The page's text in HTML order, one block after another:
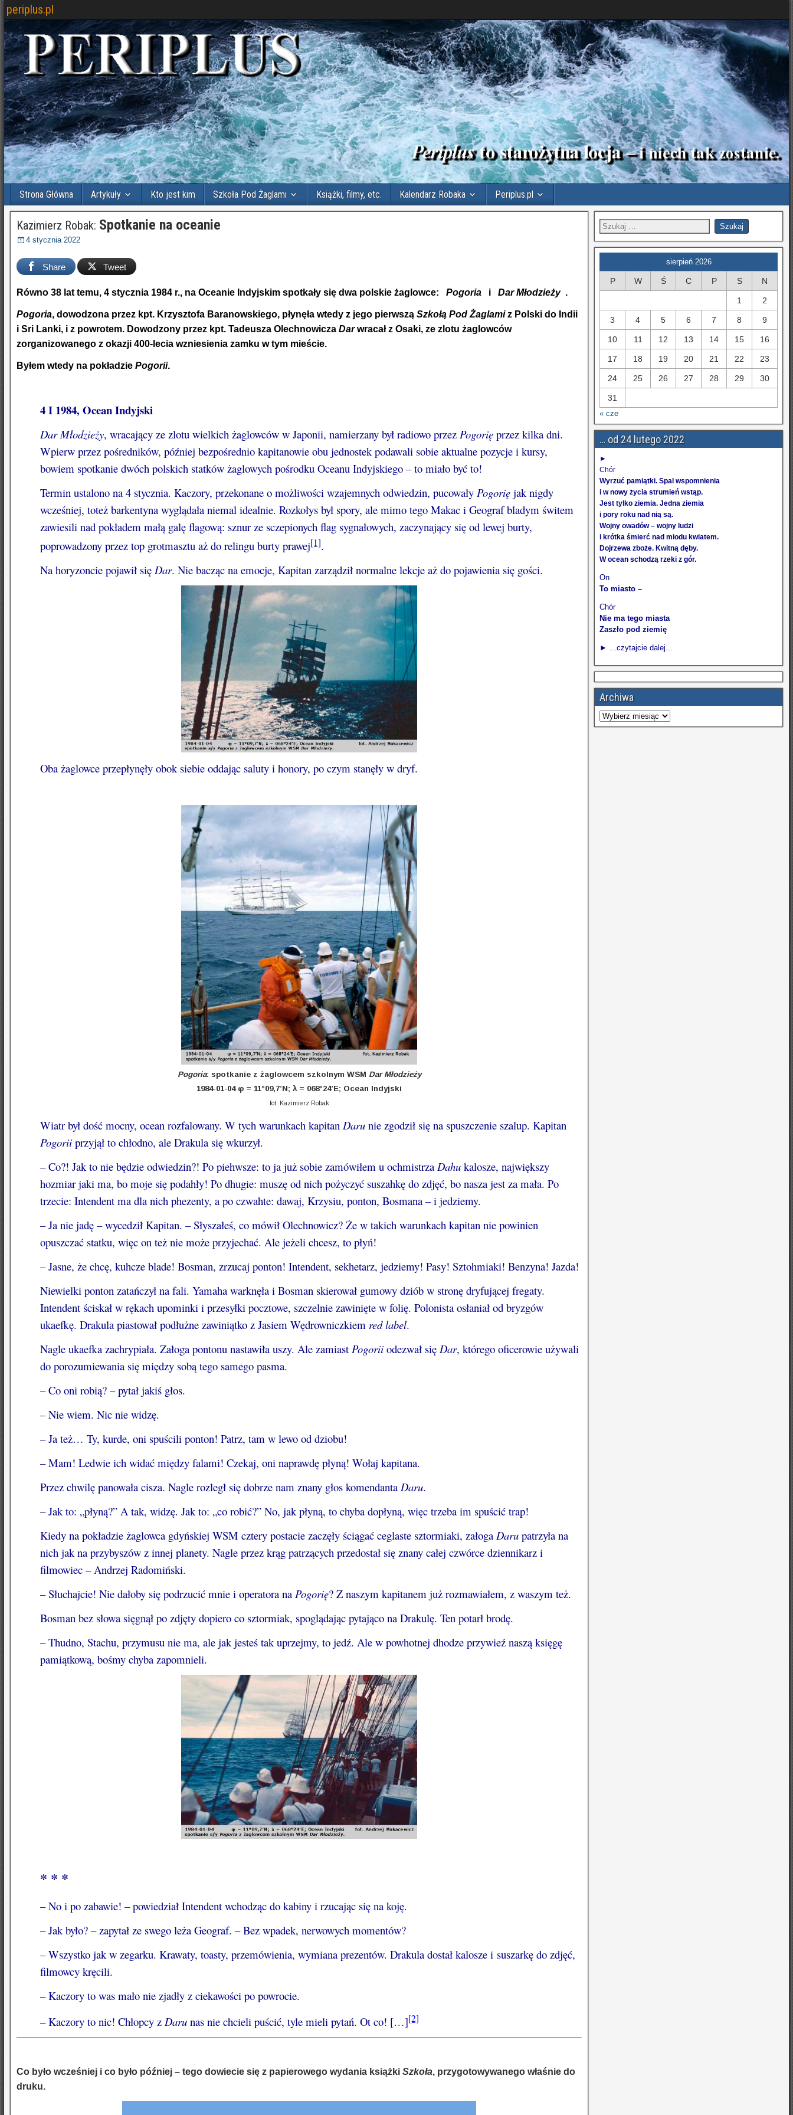
periplus.pl
Strona Główna Artykuły Kto jest kim Szkoła Pod Żaglami Książki, filmy, etc. Kalendarz Robaka Periplus.pl
Kazimierz Robak: Spotkanie na oceanie
4 stycznia 2022
Share Tweet
Równo 38 lat temu, 4 stycznia 1984 r., na Oceanie Indyjskim spotkały się dwa polskie żaglowce: Pogoria i Dar Młodzieży” .
Pogoria, dowodzona przez kpt. Krzysztofa Baranowskiego, płynęła wtedy z jego pierwszą Szkołą Pod Żaglamiz Polski do Indii
i Sri Lanki, i z powrotem. Dowodzony przez kpt. Tadeusza Olechnowicza Darwracał z Osaki, ze zlotu żaglowców
zorganizowanego z okazji 400-lecia wzniesienia zamku w tym mieście.
Byłem wtedy na pokładzie Pogorii.
4 I 1984, Ocean Indyjski
Dar Młodzieży, wracający ze zlotu wielkich żaglowców w Japonii, namierzany był radiowo przez Pogorię przez kilka dni.
Wpierw przez pośredników, później bezpośrednio kapitanowie obu jednostek podawali sobie aktualne pozycje i kursy,
bowiem spotkanie dwóch polskich statków żaglowych pośrodku Oceanu Indyjskiego – to miało być to!
Termin ustalono na 4 stycznia. Kaczory, przekonane o możliwości wzajemnych odwiedzin, pucowały Pogorię jak nigdy
wcześniej, toteż barkentyna wyglądała niemal idealnie. Rozkołys był spory, ale mimo tego Makac i Geograf bladym świtem
zawiesili nad pokładem małą galę flagową: sznur ze sczepionych flag sygnałowych, zaczynający się od lewej burty,
poprowadzony przez top grotmasztu aż do relingu burty prawej[1].
Na horyzoncie pojawił się Dar. Nie bacząc na emocje, Kapitan zarządził normalne lekcje aż do pojawienia się gości.
Oba żaglowce przepłynęły obok siebie oddając saluty i honory, po czym stanęły w dryf.
Pogoria: spotkanie z żaglowcem szkolnym WSM Dar Młodzieży
1984-01-04 φ = 11°09,7’N; λ = 068°24’E; Ocean Indyjski
fot. Kazimierz Robak
Wiatr był dość mocny, ocean rozfalowany. W tych warunkach kapitan Daru nie zgodził się na spuszczenie szalup. Kapitan
Pogorii przyjął to chłodno, ale Drakula się wkurzył.
– Co?! Jak to nie będzie odwiedzin?! Po piehwsze: to ja już sobie zamówiłem u ochmistrza Dahu kalosze, największy
hozmiar jaki ma, bo moje się podahły! Po dhugie: muszę od nich pożyczyć suszahkę do zdjęć, bo nasza jest za mała. Po
trzecie: Intendent ma dla nich phezenty, a po czwahte: dawaj, Krzysiu, ponton, Bosmana – i jedziemy.
– Ja nie jadę – wycedził Kapitan. – Słyszałeś, co mówił Olechnowicz? Że w takich warunkach kapitan nie powinien
opuszczać statku, więc on też nie może przyjechać. Ale jeżeli chcesz, to płyń!
– Jasne, że chcę, kuhcze blade! Bosman, zrzucaj ponton! Intendent, sekhetarz, jedziemy! Pasy! Sztohmiaki! Benzyna! Jazda!
Niewielki ponton zatańczył na fali. Yamaha warknęła i Bosman skierował gumowy dziób w stronę dryfującej fregaty.
Intendent ściskał w rękach upominki i przesyłki pocztowe, szczelnie zawinięte w folię. Polonista osłaniał od bryzgów
ukaefkę. Drakula piastował podłużne zawiniątko z Jasiem Wędrowniczkiem red label.
Nagle ukaefka zachrypiała. Załoga pontonu nastawiła uszy. Ale zamiast Pogorii odezwał się Dar, którego oficerowie używali
do porozumiewania się między sobą tego samego pasma.
– Co oni robią? – pytał jakiś głos.
– Nie wiem. Nic nie widzę.
– Ja też… Ty, kurde, oni spuścili ponton! Patrz, tam w lewo od dziobu!
– Mam! Ledwie ich widać między falami! Czekaj, oni naprawdę płyną! Wołaj kapitana.
Przez chwilę panowała cisza. Nagle rozległ się dobrze nam znany głos komendanta Daru.
– Jak to: „płyną?” A tak, widzę. Jak to: „co robić?” No, jak płyną, to chyba dopłyną, więc trzeba im spuścić trap!
Kiedy na pokładzie żaglowca gdyńskiej WSM cztery postacie zaczęły ściągać ceglaste sztormiaki, załoga Daru patrzyła na
nich jak na przybyszów z innej planety. Nagle przez krąg patrzących przedostał się znany całej czwórce dziennikarz i
filmowiec – Andrzej Radomiński.
– Słuchajcie! Nie dałoby się podrzucić mnie i operatora na Pogorię? Z naszym kapitanem już rozmawiałem, z waszym też.
Bosman bez słowa sięgnął po zdjęty dopiero co sztormiak, spoglądając pytająco na Drakulę. Ten potarł brodę.
– Thudno, Stachu, przymusu nie ma, ale jak jesteś tak uprzejmy, to jedź. Ale w powhotnej dhodze przywieź naszą księgę
pamiątkową, bośmy chyba zapomnieli.
* * *
– No i po zabawie! – powiedział Intendent wchodząc do kabiny i rzucając się na koję.
– Jak było? – zapytał ze swego leża Geograf. – Bez wpadek, nerwowych momentów?
– Wszystko jak w zegarku. Krawaty, toasty, przemówienia, wymiana prezentów. Drakula dostał kalosze i suszarkę do zdjęć,
filmowcy kręcili.
– Kaczory to was mało nie zjadły z ciekawości po powrocie.
– Kaczory to nic! Chłopcy z Daru nas nie chcieli puścić, tyle mieli pytań. Ot co! […][2]
Co było wcześniej i co było później – tego dowiecie się z papierowego wydania książki Szkoła, przygotowywanego właśnie do
druku.
sierpień 2026
P W Ś C P S N
1 2
3 4 5 6 7 8 9
10 11 12 13 14 15 16
17 18 19 20 21 22 23
24 25 26 27 28 29 30
31
« cze
… od 24 lutego 2022
►
Chór
Wyrzuć pamiątki. Spal wspomnienia
i w nowy życia strumień wstąp.
Jest tylko ziemia. Jedna ziemia
i pory roku nad nią są.
Wojny owadów – wojny ludzi
i krótka śmierć nad miodu kwiatem.
Dojrzewa zboże. Kwitną dęby.
W ocean schodzą rzeki z gór.
On
To miasto –
Chór
Nie ma tego miasta
Zaszło pod ziemię
► ...czytajcie dalej...
Archiwa